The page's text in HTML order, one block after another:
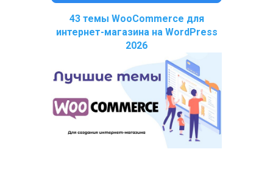
43 темы WooCommerce для
интернет-магазина на WordPress
2026